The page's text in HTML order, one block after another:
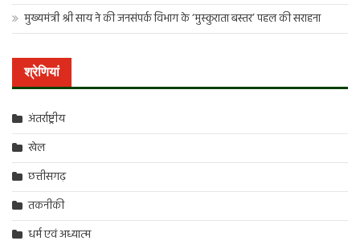
मुख्यमंत्री श्री साय ने की जनसंपर्क विभाग के ‘मुस्कुराता बस्तर’ पहल की सराहना
श्रेणियां
अंतर्राष्ट्रीय
खेल
छत्तीसगढ़
तकनीकी
धर्म एवं अध्यात्म